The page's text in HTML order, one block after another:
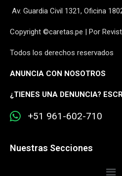
Av. Guardia Civil 1321, Oficina
Copyright ©caretas.pe | Por
Todos los derechos reservados
ANUNCIA CON NOSOTROS
¿TIENES UNA DENUNCIA?
+51 961-602-710
Nuestras Secciones